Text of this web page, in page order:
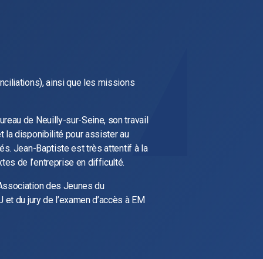
ainsi que les missions
de Neuilly-sur-Seine, son travail
la disponibilité pour assister au
Jean-Baptiste est très attentif à la
de l’entreprise en difficulté.
des Jeunes du
et du jury de l’examen d’accès à EM